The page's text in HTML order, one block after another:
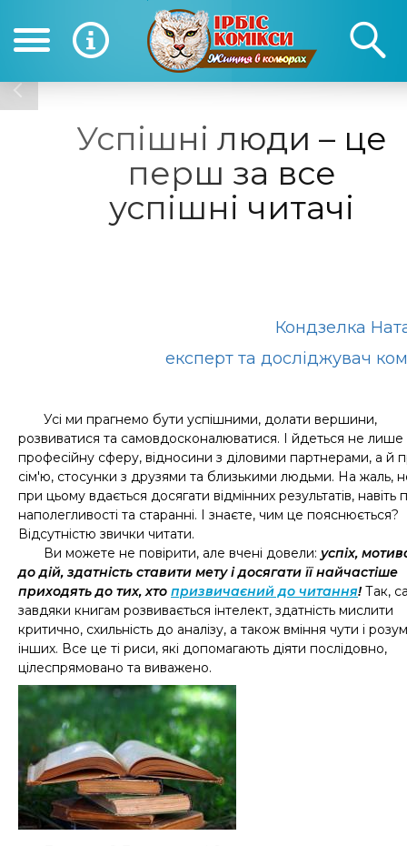
(050) 390-12-12
12-12
Успішні люди – це
перш за все
успішні читачі
Кондзелка
експерт та досліджувач
Усі ми прагнемо бути успішними, долати вершини,
розвиватися та самовдосконалюватися. І йдеться не
професійну сферу, відносини з діловими партнерами, а й
сім′ю, стосунки з друзями та близькими людьми. На жаль,
при цьому вдається досягати відмінних результатів, навіть
наполегливості та старанні. І знаєте, чим це пояснюється?
Відсутністю звички читати.
Ви можете не повірити, але вчені довели: успіх,
до дій, здатність ставити мету і досягати її найчастіше
приходять до тих, хто призвичаєний до читання! Так,
завдяки книгам розвивається інтелект, здатність мислити
критично, схильність до аналізу, а також вміння чути і
інших. Все це ті риси, які допомагають діяти послідовно,
цілеспрямовано та виважено.